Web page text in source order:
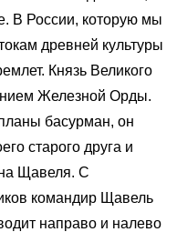
В России, которую мы
древней культуры
Князь Великого
Железной Орды.
басурман, он
старого друга и
Щавеля. С
командир Щавель
направо и налево